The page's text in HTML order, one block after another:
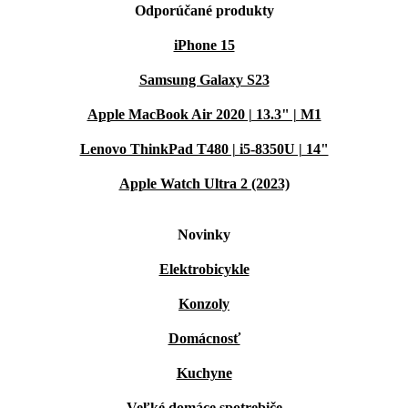
Odporúčané produkty
iPhone 15
Samsung Galaxy S23
Apple MacBook Air 2020 | 13.3" | M1
Lenovo ThinkPad T480 | i5-8350U | 14"
Apple Watch Ultra 2 (2023)
Novinky
Elektrobicykle
Konzoly
Domácnosť
Kuchyne